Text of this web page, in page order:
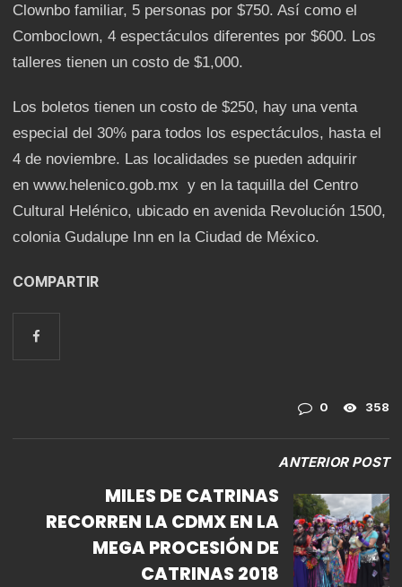
Clownbo familiar, 5 personas por $750. Así como el
Comboclown, 4 espectáculos diferentes por $600. Los
talleres tienen un costo de $1,000.
Los boletos tienen un costo de $250, hay una venta
especial del 30% para todos los espectáculos, hasta el
4 de noviembre. Las localidades se pueden adquirir
en www.helenico.gob.mx y en la taquilla del Centro
Cultural Helénico, ubicado en avenida Revolución 1500,
colonia Gudalupe Inn en la Ciudad de México.
COMPARTIR
0 358
ANTERIOR POST
MILES DE CATRINAS
RECORREN LA CDMX EN LA
MEGA PROCESIÓN DE
CATRINAS 2018